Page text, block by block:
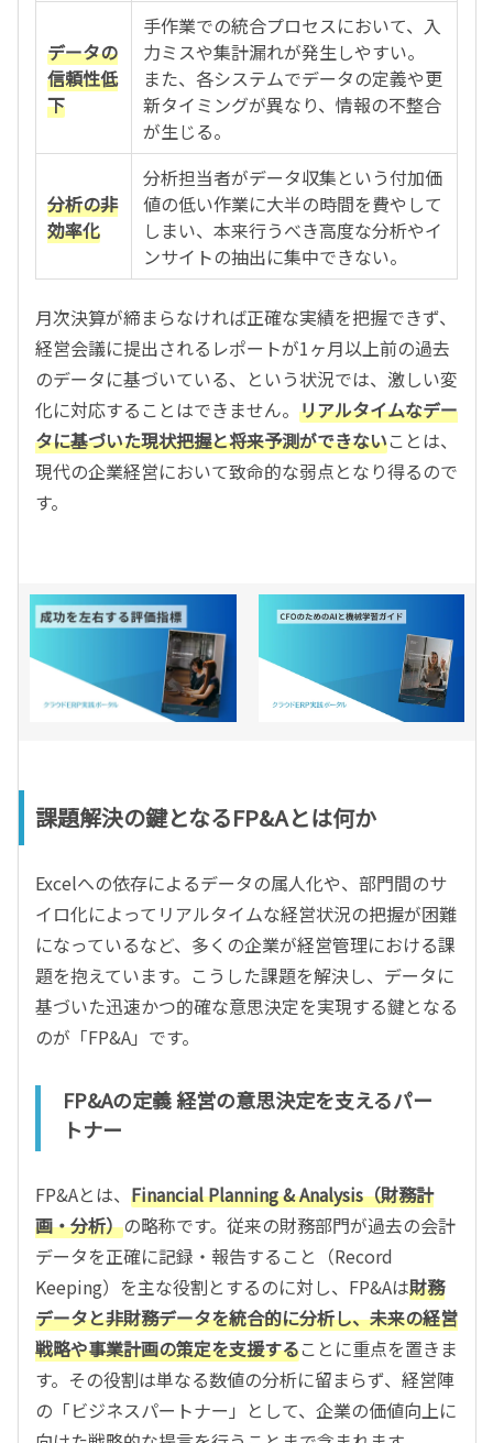
データの
信頼性低
下
手作業での統合プロセスにおいて、入
力ミスや集計漏れが発生しやすい。
また、各システムでデータの定義や更
新タイミングが異なり、情報の不整合
が生じる。
分析の非
効率化
分析担当者がデータ収集という付加価
値の低い作業に大半の時間を費やして
しまい、本来行うべき高度な分析やイ
ンサイトの抽出に集中できない。
月次決算が締まらなければ正確な実績を把握できず、
経営会議に提出されるレポートが1ヶ月以上前の過去
のデータに基づいている、という状況では、激しい変
化に対応することはできません。 リアルタイムなデー
タに基づいた現状把握と将来予測ができないことは、
現代の企業経営において致命的な弱点となり得るので
す。
課題解決の鍵となるFP&Aとは何か
Excelへの依存によるデータの属人化や、部門間のサ
イロ化によってリアルタイムな経営状況の把握が困難
になっているなど、多くの企業が経営管理における課
題を抱えています。こうした課題を解決し、データに
基づいた迅速かつ的確な意思決定を実現する鍵となる
のが「FP&A」です。
FP&Aの定義 経営の意思決定を支えるパー
トナー
FP&Aとは、 Financial Planning & Analysis（財務計
画・分析）の略称です。従来の財務部門が過去の会計
データを正確に記録・報告すること（Record
Keeping）を主な役割とするのに対し、FP&Aは財務
データと非財務データを統合的に分析し、未来の経営
戦略や事業計画の策定を支援することに重点を置きま
す。その役割は単なる数値の分析に留まらず、経営陣
の「ビジネスパートナー」として、企業の価値向上に